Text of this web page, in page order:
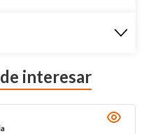
interesar